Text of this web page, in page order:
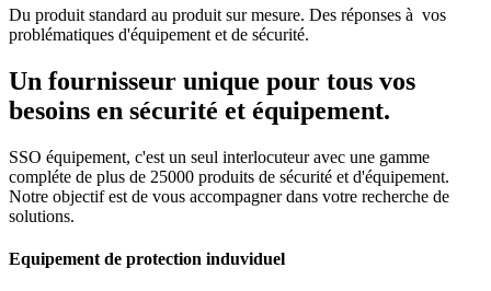
Du produit standard au produit sur mesure. Des réponses à vos
problématiques d'équipement et de sécurité.
Un fournisseur unique pour tous vos
besoins en sécurité et équipement.
SSO équipement, c'est un seul interlocuteur avec une gamme
compléte de plus de 25000 produits de sécurité et d'équipement.
Notre objectif est de vous accompagner dans votre recherche de
solutions.
Equipement de protection induviduel